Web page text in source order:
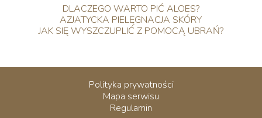
DLACZEGO WARTO PIĆ ALOES?
AZJATYCKA PIELĘGNACJA SKÓRY
JAK SIĘ WYSZCZUPLIĆ Z POMOCĄ UBRAŃ?
Polityka prywatności
Mapa serwisu
Regulamin